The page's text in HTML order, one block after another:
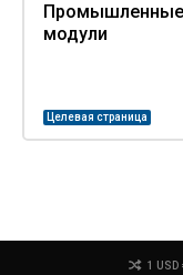
модули
Целевая страница
1 USD